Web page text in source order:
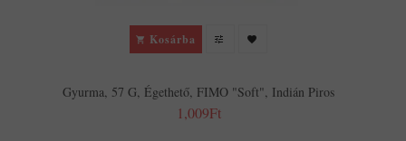
Kosárba
Gyurma, 57 G, Égethető, FIMO "Soft", Indián Piros
1,009Ft